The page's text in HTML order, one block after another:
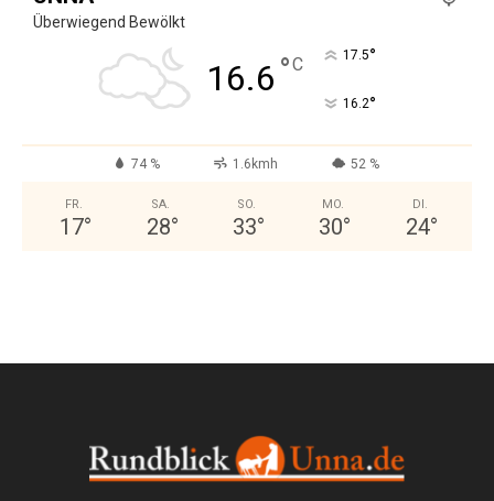
Überwiegend Bewölkt
16.6 °C 17.5°
16.2°
74 % 1.6kmh 52 %
FR.
17°
SA.
28°
SO.
33°
MO.
30°
DI.
24°